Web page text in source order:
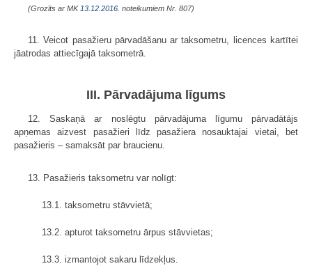
(Grozīts ar MK 13.12.2016. noteikumiem Nr. 807)
11. Veicot pasažieru pārvadāšanu ar taksometru, licences kartītei
jāatrodas attiecīgajā taksometrā.
III. Pārvadājuma līgums
12. Saskaņā ar noslēgtu pārvadājuma līgumu pārvadātājs
apņemas aizvest pasažieri līdz pasažiera nosauktajai vietai, bet
pasažieris – samaksāt par braucienu.
13. Pasažieris taksometru var nolīgt:
13.1. taksometru stāvvietā;
13.2. apturot taksometru ārpus stāvvietas;
13.3. izmantojot sakaru līdzekļus.